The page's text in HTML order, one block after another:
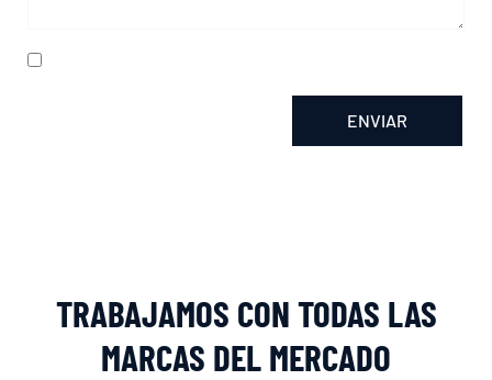
ENVIAR
TRABAJAMOS CON TODAS LAS
MARCAS DEL MERCADO